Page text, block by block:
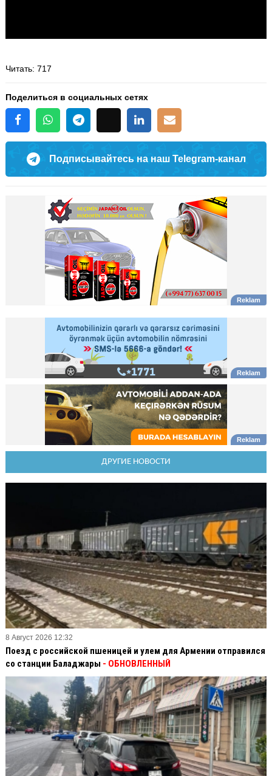
Читать: 717
Поделиться в социальных сетях
Подписывайтесь на наш Telegram-канал
ДРУГИЕ НОВОСТИ
8 Август 2026 12:32
Поезд с российской пшеницей и улем для Армении отправился
со станции Баладжары - ОБНОВЛЕННЫЙ